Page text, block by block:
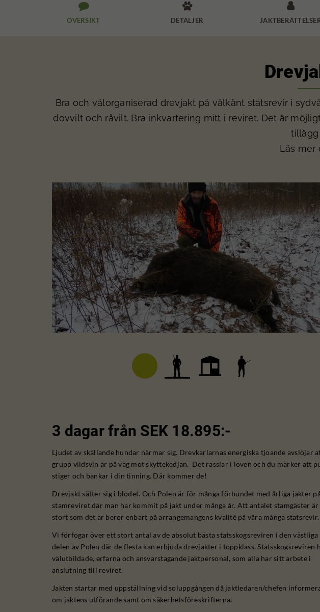

ÖVERSIKT

DETALJER

Bra och välorganiserad drevjakt på välkänt statsrevir i
dovvilt och råvilt. Bra inkvartering mitt i reviret. Det är
tillägg
Läs mer
3 dagar från SEK 18.895:-
Ljudet av skällande hundar närmar sig. Drevkarlarnas energiska tjoande avslöjar
grupp vildsvin är på väg mot skyttekedjan. Det rasslar i löven och du märker att
stiger och bankar i din tinning. Där kommer de!
Drevjakt sätter sig i blodet. Och Polen är för många förbundet med årliga jakter på
stamreviret där man har kommit på jakt under många år. Att antalet stamgäster är
stort som det är beror enbart på arrangemangens kvalité på våra många statsrevir.
Vi förfogar över ett stort antal av de absolut bästa statsskogsreviren i den västliga
delen av Polen där de flesta kan erbjuda drevjakter i toppklass. Statsskogsreviren
välutbildade, erfarna och ansvarstagande jaktpersonal, som alla har sitt arbete i
anslutning till reviret.
Jakten startar med uppställning vid soluppgången då jaktledaren/chefen
om jaktens utförande samt om säkerhetsföreskrifterna.